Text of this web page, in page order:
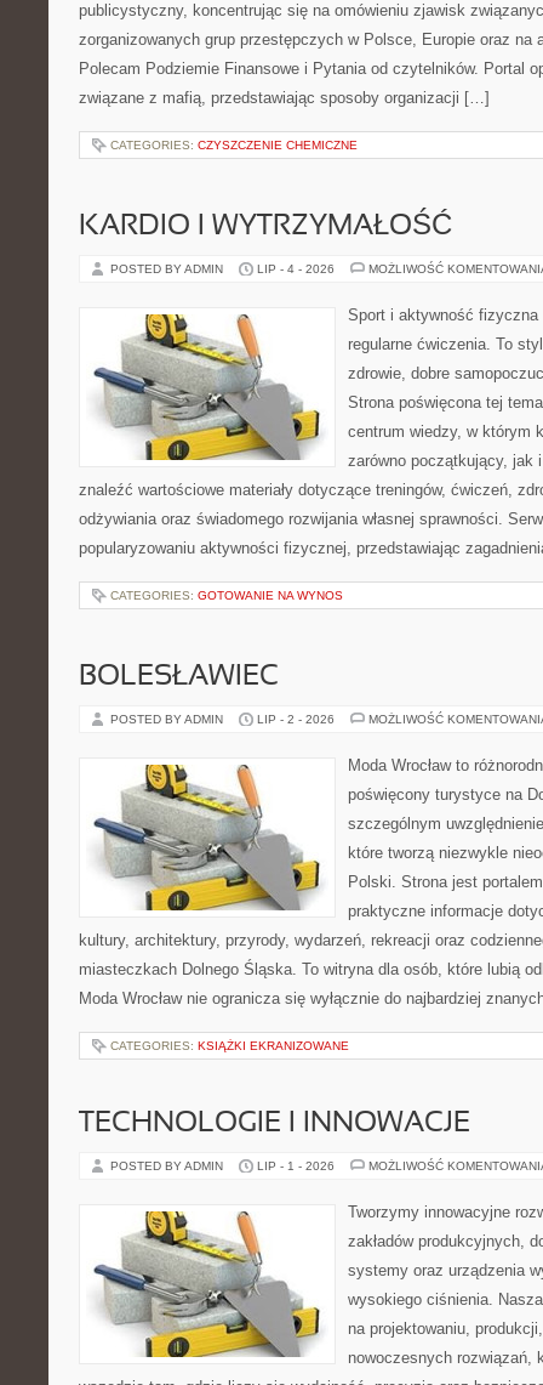
publicystyczny, koncentrując się na omówieniu zjawisk
zorganizowanych grup przestępczych w Polsce, Europie oraz na
Polecam Podziemie Finansowe i Pytania od czytelników. Portal
związane z mafią, przedstawiając sposoby organizacji […]
CATEGORIES: CZYSZCZENIE CHEMICZNE
KARDIO I WYTRZYMAŁOŚĆ
POSTED BY ADMIN LIP - 4 - 2026 MOŻLIWOŚĆ
Sport i aktywność
regularne ćwiczenia. To
zdrowie, dobre
Strona poświęcona tej
centrum wiedzy, w którym
zarówno początkujący, jak
znaleźć wartościowe materiały dotyczące treningów, ćwiczeń,
odżywiania oraz świadomego rozwijania własnej sprawności.
popularyzowaniu aktywności fizycznej, przedstawiając
CATEGORIES: GOTOWANIE NA WYNOS
BOLESŁAWIEC
POSTED BY ADMIN LIP - 2 - 2026 MOŻLIWOŚĆ
Moda Wrocław to
poświęcony turystyce na
szczególnym
które tworzą niezwykle
Polski. Strona jest
praktyczne informacje
kultury, architektury, przyrody, wydarzeń, rekreacji oraz
miasteczkach Dolnego Śląska. To witryna dla osób, które lubią
Moda Wrocław nie ogranicza się wyłącznie do najbardziej
CATEGORIES: KSIĄŻKI EKRANIZOWANE
TECHNOLOGIE I INNOWACJE
POSTED BY ADMIN LIP - 1 - 2026 MOŻLIWOŚĆ
Tworzymy innowacyjne
zakładów produkcyjnych,
systemy oraz urządzenia
wysokiego ciśnienia.
na projektowaniu,
nowoczesnych rozwiązań,